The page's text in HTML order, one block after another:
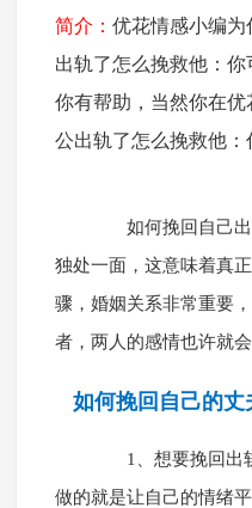
简介： 优花情感小编为
出轨了怎么挽救他：
你有帮助，当然你在
公出轨了怎么挽救他：
如何挽回自己出
独处一面，这意味着真
骤，婚姻关系非常重要
者，两人的感情也许就会
如何挽回自己的丈
1、想要挽回出轨
做的就是让自己的情绪